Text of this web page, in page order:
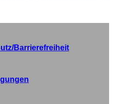
Barrierefreiheit